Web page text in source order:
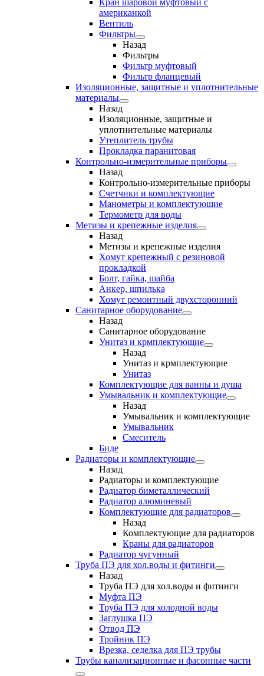
Кран шаровой муфтовый с
американкой
Вентиль
Фильтры
Назад
Фильтры
Фильтр муфтовый
Фильтр фланцевый
Изоляционные, защитные и уплотнительные
материалы
Назад
Изоляционные, защитные и
уплотнительные материалы
Утеплитель трубы
Прокладка паранитовая
Контрольно-измерительные приборы
Назад
Контрольно-измерительные приборы
Счетчики и комплектующие
Манометры и комплектующие
Термометр для воды
Метизы и крепежные изделия
Назад
Метизы и крепежные изделия
Хомут крепежный с резиновой
прокладкой
Болт, гайка, шайба
Анкер, шпилька
Хомут ремонтный двухсторонний
Санитарное оборудование
Назад
Санитарное оборудование
Унитаз и крмплектующие
Назад
Унитаз и крмплектующие
Унитаз
Комплектующие для ванны и душа
Умывальник и комплектующие
Назад
Умывальник и комплектующие
Умывальник
Смеситель
Биде
Радиаторы и комплектующие
Назад
Радиаторы и комплектующие
Радиатор биметаллический
Радиатор алюминевый
Комплектующие для радиаторов
Назад
Комплектующие для радиаторов
Краны для радиаторов
Радиатор чугунный
Труба ПЭ для хол.воды и фитинги
Назад
Труба ПЭ для хол.воды и фитинги
Муфта ПЭ
Труба ПЭ для холодной воды
Заглушка ПЭ
Отвод ПЭ
Тройник ПЭ
Врезка, седелка для ПЭ трубы
Трубы канализационные и фасонные части